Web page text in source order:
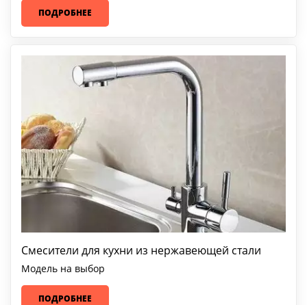
ПОДРОБНЕЕ
Смесители для кухни из нержавеющей стали
Модель на выбор
ПОДРОБНЕЕ